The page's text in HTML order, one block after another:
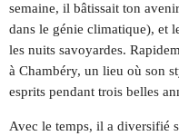
semaine, il bâtissait ton
dans le génie climatique), et
les nuits savoyardes.
à Chambéry, un lieu où son
esprits pendant trois belles
Avec le temps, il a diversifié